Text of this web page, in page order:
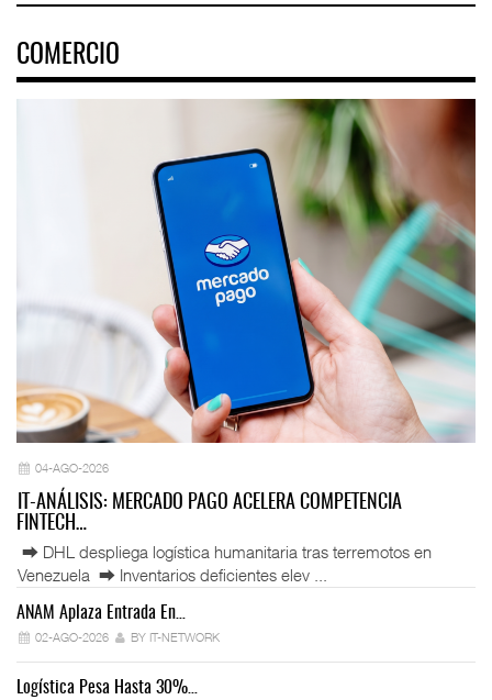
COMERCIO
04-AGO-2026
IT-ANÁLISIS: MERCADO PAGO ACELERA COMPETENCIA
FINTECH…
⮕ DHL despliega logística humanitaria tras terremotos en
Venezuela ⮕ Inventarios deficientes elev ...
ANAM Aplaza Entrada En…
02-AGO-2026 BY IT-NETWORK
Logística Pesa Hasta 30%…